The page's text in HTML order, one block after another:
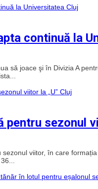
continuă la
să joace şi în Divizia A
sezonul
viitor, în care